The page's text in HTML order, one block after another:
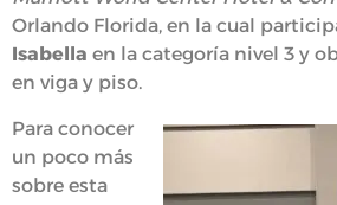
Orlando Florida, en la cual
Isabella en la categoría nivel 3 y
en viga y piso.
Para conocer
un poco más
sobre esta